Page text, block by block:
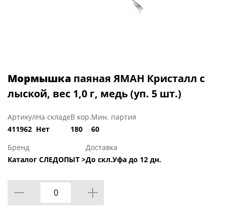
Мормышка паяная ЯМАН Кристалл с
лыской, вес 1,0 г, медь (уп. 5 шт.)
Артикул
411962
На складе
Нет
В кор.
180
Мин. партия
60
Бренд
Каталог СЛЕДОПЫТ >
Доставка
До скл.Уфа до 12 дн.